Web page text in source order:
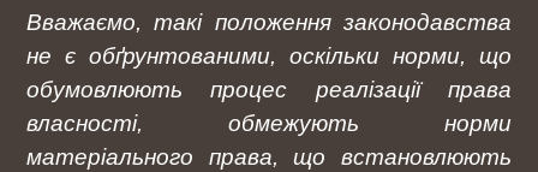
Вважаємо, такі положення законодавства
не є обґрунтованими, оскільки норми, що
обумовлюють процес реалізації права
власності, обмежують норми
матеріального права, що встановлюють